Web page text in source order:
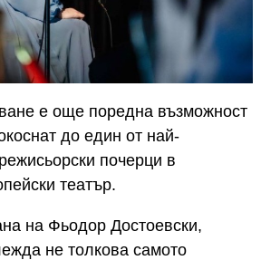
е още поредна възможност
до един от най-
почерци в
театър.
на Фьодор Достоевски,
не толкова самото